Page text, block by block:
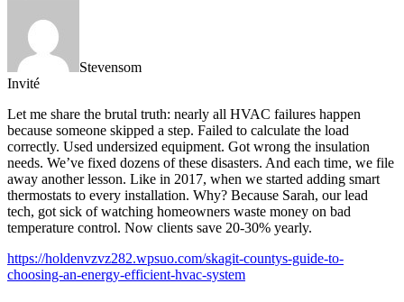
Stevensom
Invité
Let me share the brutal truth: nearly all HVAC failures happen
because someone skipped a step. Failed to calculate the load
correctly. Used undersized equipment. Got wrong the insulation
needs. We’ve fixed dozens of these disasters. And each time, we file
away another lesson. Like in 2017, when we started adding smart
thermostats to every installation. Why? Because Sarah, our lead
tech, got sick of watching homeowners waste money on bad
temperature control. Now clients save 20-30% yearly.
https://holdenvzvz282.wpsuo.com/skagit-countys-guide-to-
choosing-an-energy-efficient-hvac-system